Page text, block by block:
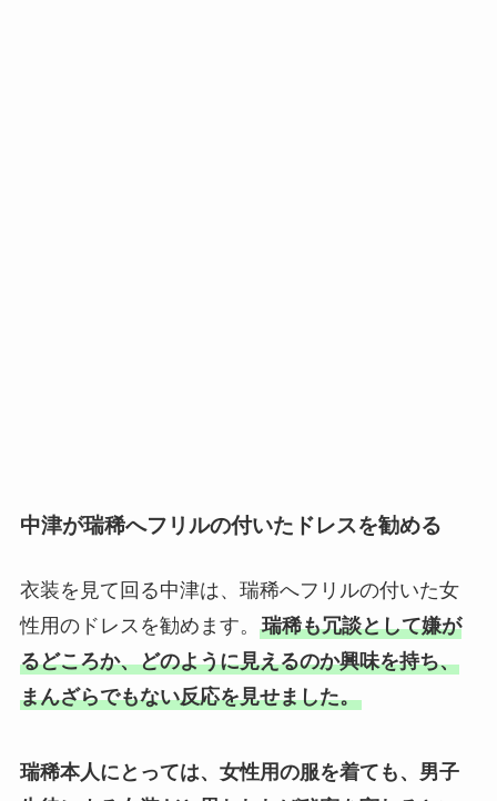
中津が瑞稀へフリルの付いたドレスを勧める
衣装を見て回る中津は、瑞稀へフリルの付いた女
性用のドレスを勧めます。 瑞稀も冗談として嫌が
るどころか、どのように見えるのか興味を持ち、
まんざらでもない反応を見せました。
瑞稀本人にとっては、女性用の服を着ても、男子